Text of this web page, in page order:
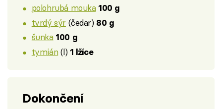
polohrubá mouka 100 g
tvrdý sýr(čedar) 80 g
šunka 100 g
tymián(l) 1 lžíce
Dokončení